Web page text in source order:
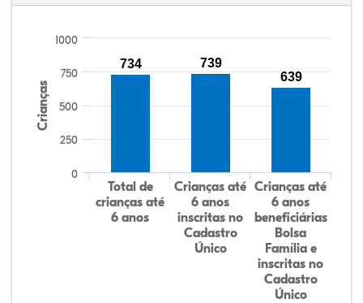
Crianças
Total de
crianças até
6 anos
Crianças até
6 anos
inscritas no
Cadastro
Único
Crianças até
6 anos
beneficiárias
Bolsa
Família e
inscritas no
Cadastro
Único
0
250
500
750
1000
734
739
639